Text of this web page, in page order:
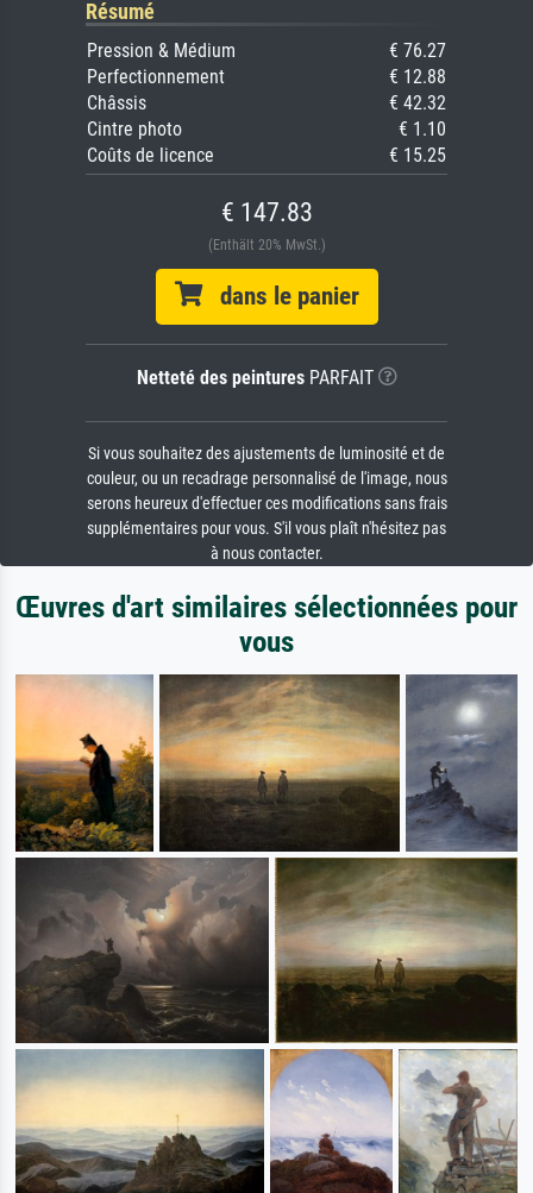
Résumé
Pression & Médium
€ 76.27
Perfectionnement
€ 12.88
Châssis
€ 42.32
Cintre photo
€ 1.10
Coûts de licence
€ 15.25
€ 147.83
(Enthält 20% MwSt.)
dans le panier
Netteté des peinturesPARFAIT
Si vous souhaitez des ajustements de luminosité et de
couleur, ou un recadrage personnalisé de l'image, nous
serons heureux d'effectuer ces modifications sans frais
supplémentaires pour vous. S'il vous plaît n'hésitez pas
à nous contacter.
Œuvres d'art similaires sélectionnées pour
vous